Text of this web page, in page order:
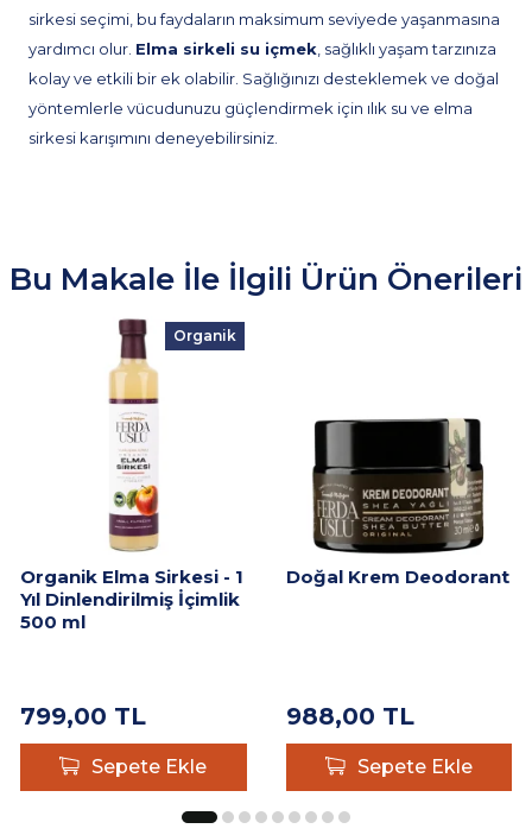
sirkesi seçimi, bu faydaların maksimum seviyede yaşanmasına
yardımcı olur. Elma sirkeli su içmek , sağlıklı yaşam tarzınıza
kolay ve etkili bir ek olabilir. Sağlığınızı desteklemek ve doğal
yöntemlerle vücudunuzu güçlendirmek için ılık su ve elma
sirkesi karışımını deneyebilirsiniz.
Bu Makale İle İlgili Ürün Önerileri
Organik
Organik Elma Sirkesi - 1
Yıl Dinlendirilmiş İçimlik
500 ml
799,00 TL
Sepete Ekle
Doğal Krem Deodorant
988,00 TL
Sepete Ekle